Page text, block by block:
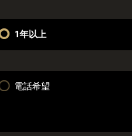
1年以上
電話希望